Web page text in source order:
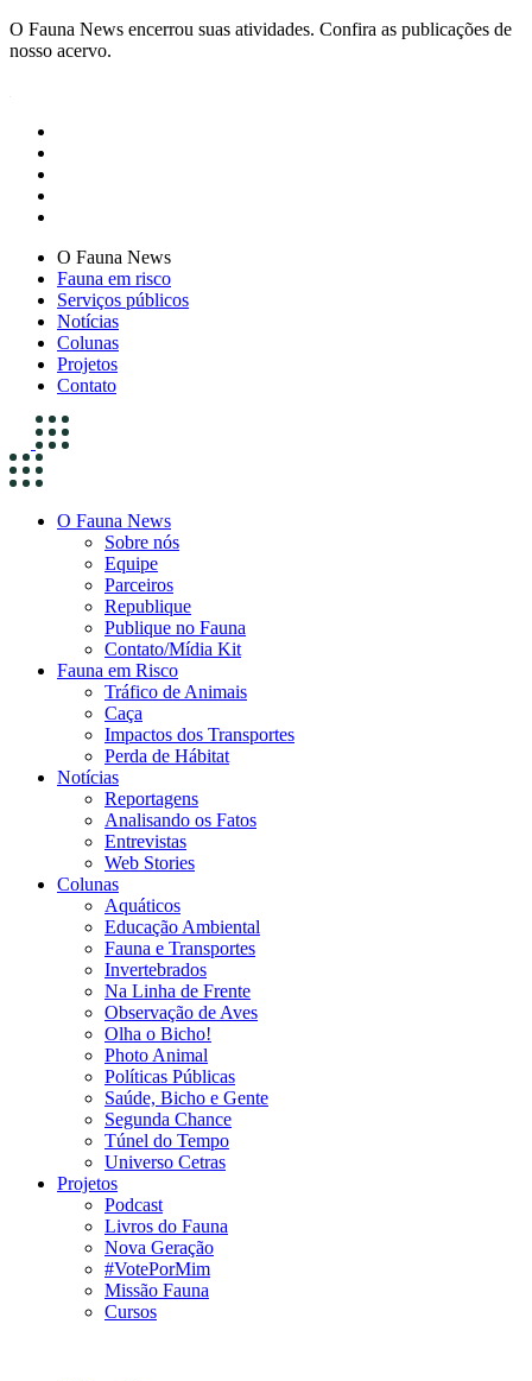
O Fauna News encerrou suas atividades. Confira as publicações de
nosso acervo.
O Fauna News
Fauna em risco
Serviços públicos
Notícias
Colunas
Projetos
Contato
O Fauna News
Sobre nós
Equipe
Parceiros
Republique
Publique no Fauna
Contato/Mídia Kit
Fauna em Risco
Tráfico de Animais
Caça
Impactos dos Transportes
Perda de Hábitat
Notícias
Reportagens
Analisando os Fatos
Entrevistas
Web Stories
Colunas
Aquáticos
Educação Ambiental
Fauna e Transportes
Invertebrados
Na Linha de Frente
Observação de Aves
Olha o Bicho!
Photo Animal
Políticas Públicas
Saúde, Bicho e Gente
Segunda Chance
Túnel do Tempo
Universo Cetras
Projetos
Podcast
Livros do Fauna
Nova Geração
#VotePorMim
Missão Fauna
Cursos